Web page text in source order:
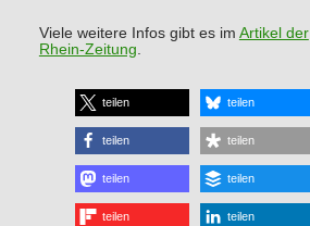
Viele weitere Infos gibt es im Artikel der
Rhein-Zeitung
teilen teilen
teilen teilen
teilen teilen
teilen teilen